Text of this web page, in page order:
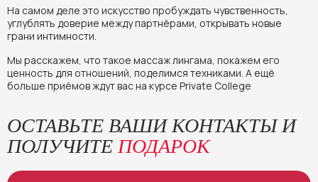
На самом деле это искусство пробуждать чувственность,
углублять доверие между партнёрами, открывать новые
грани интимности.
Мы расскажем, что такое массаж лингама, покажем его
ценность для отношений, поделимся техниками. А ещё
больше приёмов ждут вас на курсе Private College
ОСТАВЬТЕ ВАШИ КОНТАКТЫ И
ПОЛУЧИТЕ ПОДАРОК